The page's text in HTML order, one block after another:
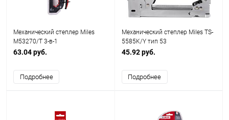
Механический степлер Miles
M53270/T 3-в-1
63.04 руб.
Подробнее
Механический степлер Miles TS-
5585K/Y тип 53
45.92 руб.
Подробнее